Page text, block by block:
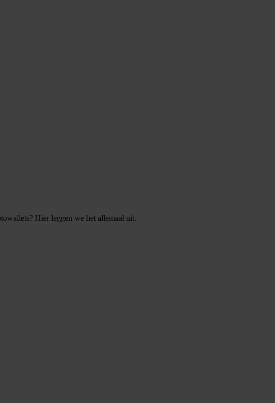
Hier leggen we het allemaal uit.